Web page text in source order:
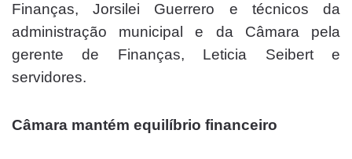
Finanças, Jorsilei Guerrero e técnicos da
administração municipal e da Câmara pela
gerente de Finanças, Leticia Seibert e
servidores.
Câmara mantém equilíbrio financeiro